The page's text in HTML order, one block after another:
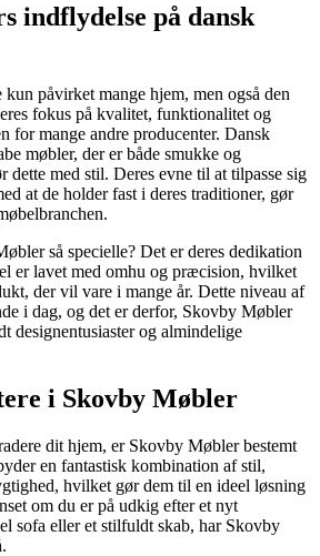
indflydelse på dansk
påvirket mange hjem, men også den
fokus på kvalitet, funktionalitet og
for mange andre producenter. Dansk
møbler, der er både smukke og
dette med stil. Deres evne til at tilpasse sig
at de holder fast i deres traditioner, gør
så specielle? Det er deres dedikation
er lavet med omhu og præcision, hvilket
der vil vare i mange år. Dette niveau af
i dag, og det er derfor, Skovby Møbler
designentusiaster og almindelige
i Skovby Møbler
dit hjem, er Skovby Møbler bestemt
en fantastisk kombination af stil,
hvilket gør dem til en ideel løsning
om du er på udkig efter et nyt
sofa eller et stilfuldt skab, har Skovby